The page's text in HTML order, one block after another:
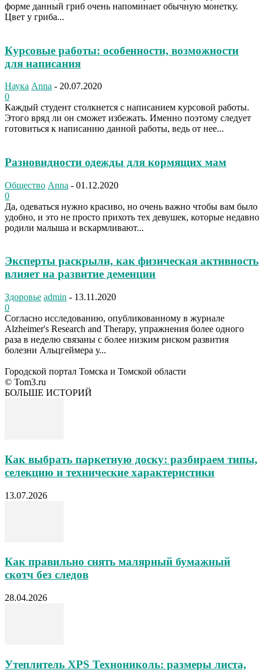
форме данный гриб очень напоминает обычную монетку.
Цвет у гриба...
Курсовые работы: особенности, возможности
для написания
Наука Anna - 20.07.2020
0
Каждый студент столкнется с написанием курсовой работы.
Этого вряд ли он сможет избежать. Именно поэтому следует
готовиться к написанию данной работы, ведь от нее...
Разновидности одежды для кормящих мам
Общество Anna - 01.12.2020
0
Да, одеваться нужно красиво, но очень важно чтобы вам было
удобно, и это не просто прихоть тех девушек, которые недавно
родили малыша и вскармливают...
Эксперты раскрыли, как физическая активность
влияет на развитие деменции
Здоровье admin - 13.11.2020
0
Согласно исследованию, опубликованному в журнале
Alzheimer's Research and Therapy, упражнения более одного
раза в неделю связаны с более низким риском развития
болезни Альцгеймера у...
Городской портал Томска и Томской области
© Tom3.ru
БОЛЬШЕ ИСТОРИЙ
Как выбрать паркетную доску: разбираем типы,
селекцию и технические характеристики
13.07.2026
Как правильно снять малярный бумажный
скотч без следов
28.04.2026
Утеплитель XPS Технониколь: размеры листа,